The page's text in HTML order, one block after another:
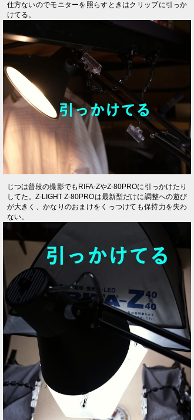
仕方ないのでモニターを照らすときはクリップに引っか
けてる。
じつは普段の撮影でもRIFA-ZやZ-80PROに引っかけたり
してた。Z-LIGHT Z-80PROは最新型だけに調整への遊び
が大きく、かなりのおまけをくっつけても保持力を失わ
ない。